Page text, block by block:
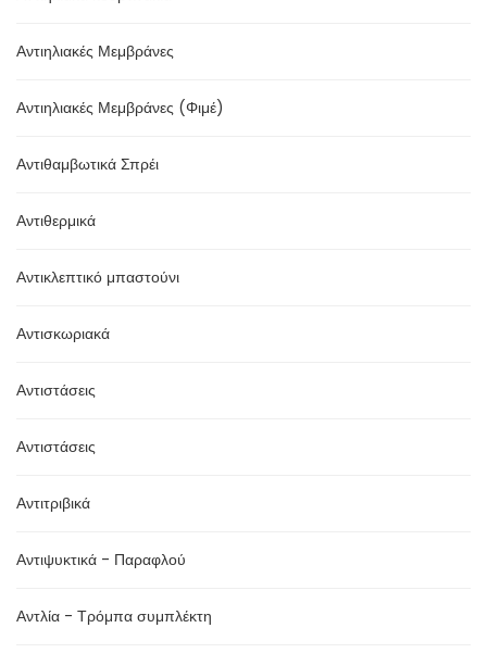
Αντιηλιακές Μεμβράνες
Αντιηλιακές Μεμβράνες (Φιμέ)
Αντιθαμβωτικά Σπρέι
Αντιθερμικά
Αντικλεπτικό μπαστούνι
Αντισκωριακά
Αντιστάσεις
Αντιστάσεις
Αντιτριβικά
Αντιψυκτικά - Παραφλού
Αντλία - Τρόμπα συμπλέκτη